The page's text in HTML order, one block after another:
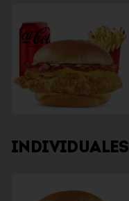
INDIVIDUALES